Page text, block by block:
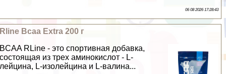
06 08 2026 17:28:43
Rline Bcaa Extra 200 г
BCAA RLine - это спортивная добавка,
состоящая из трех аминокислот - L-
лейцина, L-изолейцина и L-валина...